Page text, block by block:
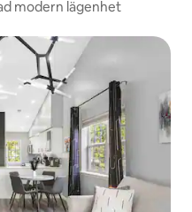
modern lägenhet